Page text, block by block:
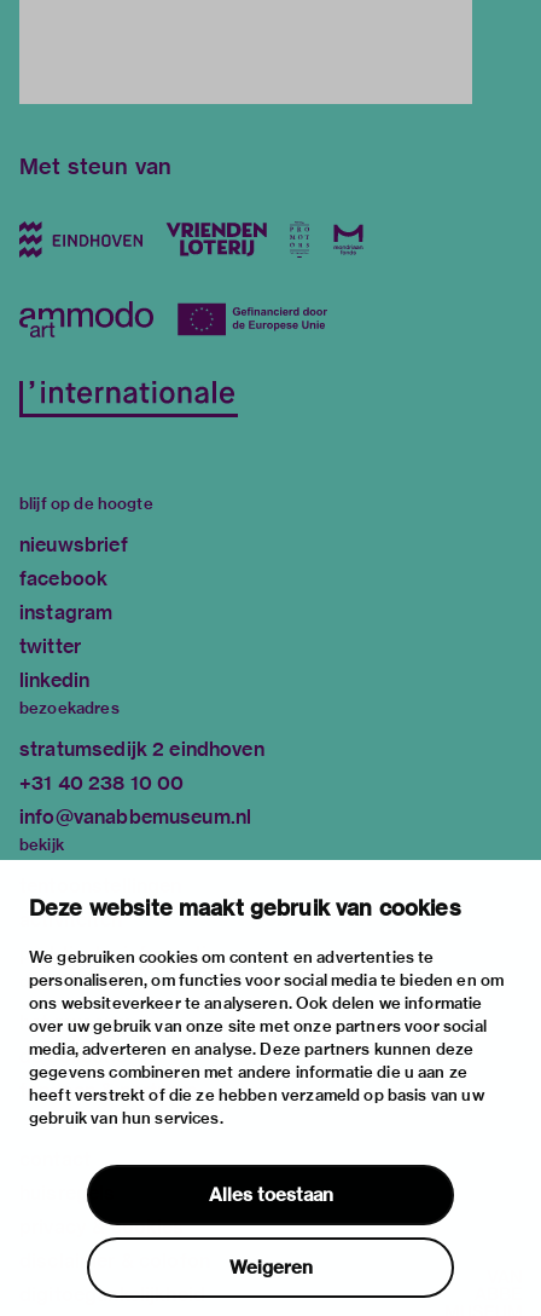
Deze website maakt gebruik van cookies
We gebruiken cookies om content en advertenties te
personaliseren, om functies voor social media te bieden en om
ons websiteverkeer te analyseren. Ook delen we informatie
over uw gebruik van onze site met onze partners voor social
media, adverteren en analyse. Deze partners kunnen deze
gegevens combineren met andere informatie die u aan ze
heeft verstrekt of die ze hebben verzameld op basis van uw
gebruik van hun services.
Alles toestaan
Weigeren
Met steun van
blijf op de hoogte
nieuwsbrief
facebook
instagram
twitter
linkedin
bezoekadres
stratumsedijk 2 eindhoven
+31 40 238 10 00
info@vanabbemuseum.nl
bekijk
activiteiten
praktische informatie
over
het museum
de collectie
fondsen & partners
huisregels
privacy & cookies
disclaimer & colofon
digitoegankelijkheid